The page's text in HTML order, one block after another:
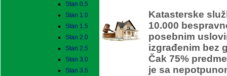
Stan 0.5
Stan 1.0
Stan 1.5
Stan 2.0
Stan 2.5
Stan 3.0
Stan 3.5
Katasterske
10.000
posebnim
izgrađenim bez
Čak 75%
je sa